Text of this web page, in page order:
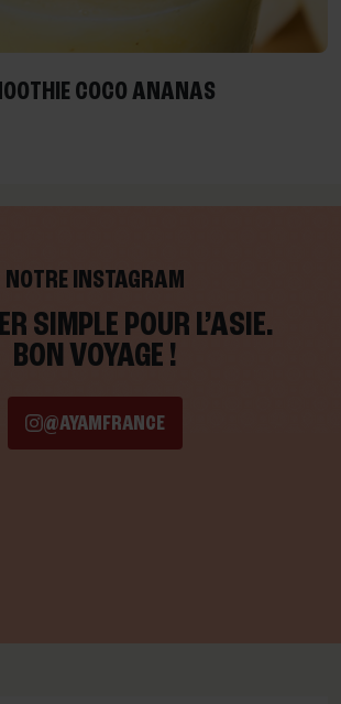
COCO ANANAS
NOTRE INSTAGRAM
SIMPLE POUR L’ASIE.
BON VOYAGE !
@AYAMFRANCE